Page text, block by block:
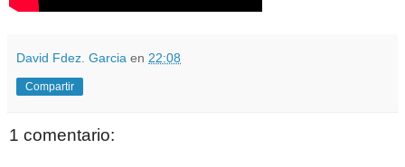
David Fdez. Garcia en 22:08
Compartir
1 comentario: